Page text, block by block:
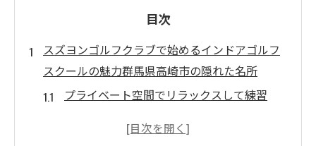
目次
スズヨンゴルフクラブで始めるインドアゴルフ
スクールの魅力群馬県高崎市の隠れた名所
プライベート空間でリラックスして練習
最新シミュレーターを活用した効果的なト